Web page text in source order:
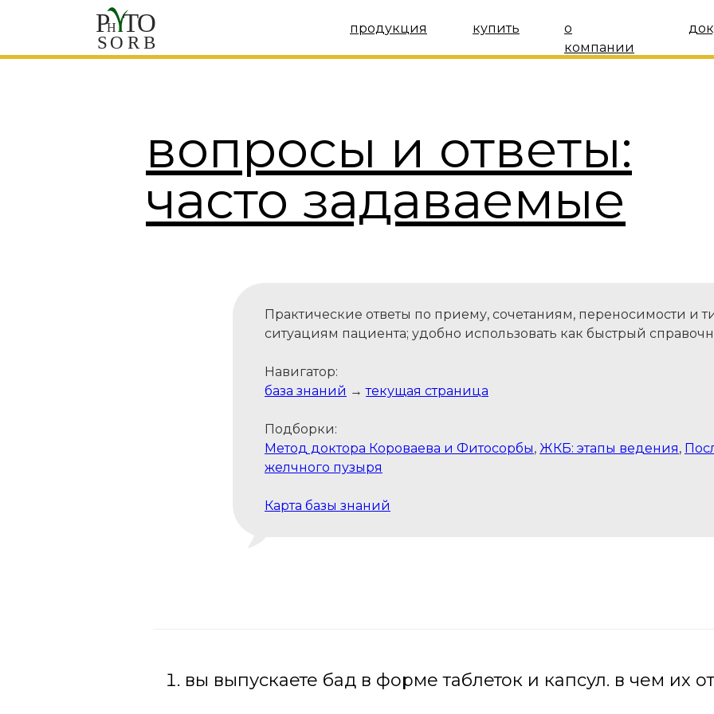
купить
продукция
о
компании
вопросы и ответы:
часто задаваемые
Практические ответы по приему, сочетаниям, переносимости и
ситуациям пациента; удобно использовать как быстрый
Навигатор:
база знаний →текущая страница
Подборки:
Метод доктора Короваева и Фитосорбы, ЖКБ: этапы ведения,
желчного пузыря
Карта базы знаний
вы выпускаете бад в форме таблеток и капсул. в чем их